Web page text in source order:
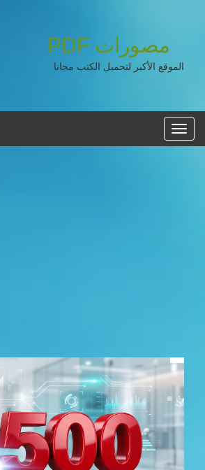
مصورات PDF
الموقع الأكبر لتحميل الكتب مجانا
القائمه
الرئيسية